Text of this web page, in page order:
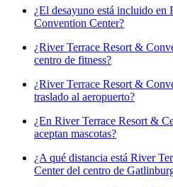
¿El desayuno está incluido en
Convention Center?
¿River Terrace Resort &
centro de fitness?
¿River Terrace Resort &
traslado al aeropuerto?
¿En River Terrace Resort &
aceptan mascotas?
¿A qué distancia está River
Center del centro de